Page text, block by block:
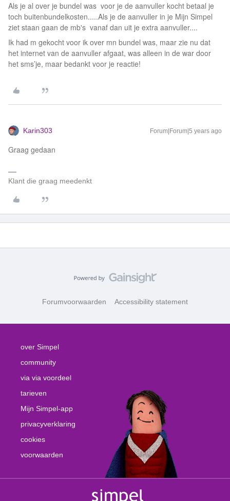
Als je al over je bundel was voor je de aanvuller kocht betaal je
toch buitenbundelkosten.....Als je de aanvuller in je Mijn Simpel
ziet staan gaan de mb's vanaf dan uit je extra aanvuller....
Ik had m gekocht voor ik over mn bundel was, maar zie nu dat
het internet van de aanvuller afgaat, was alleen in de war door
het sms’je, maar bedankt voor je reactie!
Karin303 Forum|Forum|5 years ago
Graag gedaan
Klant die graag meedenkt
Forumvoorwaarden Accessibility statement
over Simpel
community
via via voordeel
tarieven
Mijn Simpel-app
privacyverklaring
cookies
voorwaarden